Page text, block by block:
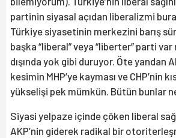
partinin siyasal açıdan liberalizmi
Türkiye siyasetinin merkezini barış
başka “liberal” veya “liberter” parti var
dışında yok gibi duruyor. Öte yandan
kesimin MHP’ye kayması ve CHP’nin
yükselişi pek mümkün. Bütün bunlar
Siyasi yelpaze içinde çöken liberal
AKP’nin giderek radikal bir